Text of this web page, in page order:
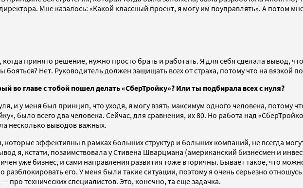
Мне казалось: «Какой классный проект, я могу им поуправлять». А потом
принято решение, нужно просто брать и работать. Я для себя сделала вывод,
Нет. Руководитель должен защищать всех от страха, потому что на вязкой
во главе с тобой пошел делать «СберТройку»? Или ты подбирала всех с нуля?
и у меня был принцип, что уходя, я могу взять максимум одного человека, потому
было всего два человека. Сейчас, для сравнения, их 80. Но работа над
несколько выводов важных.
эффективны в рамках больших структур и больших компаний, не всегда
я, кстати, позаимствовала у Стивена Шварцмана (американский бизнесмен и
уже бизнес, и сами направления развития тоже вторичны. Бывает такое, что
разблокировать его. У меня были такие ситуации, поэтому я очень серьезно
про технических специалистов. Это, конечно, та еще задачка.